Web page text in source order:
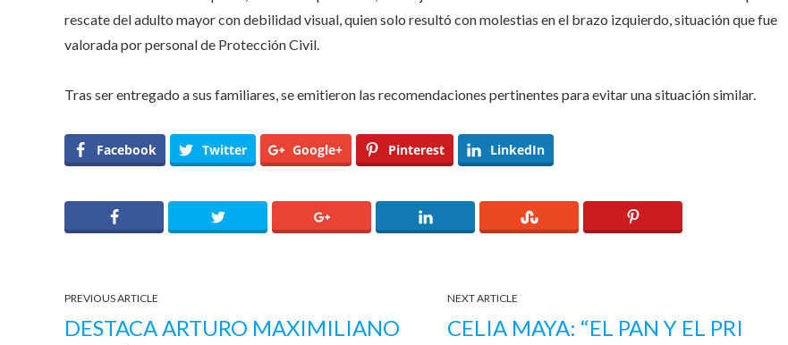
rescate del adulto mayor con debilidad visual, quien solo resultó con molestias en el brazo izquierdo, situación que fue
valorada por personal de Protección Civil.
Tras ser entregado a sus familiares, se emitieron las recomendaciones pertinentes para evitar una situación similar.
Facebook Twitter Google+ Pinterest LinkedIn
PREVIOUS ARTICLE
DESTACA ARTURO MAXIMILIANO
NEXT ARTICLE
CELIA MAYA: “EL PAN Y EL PRI